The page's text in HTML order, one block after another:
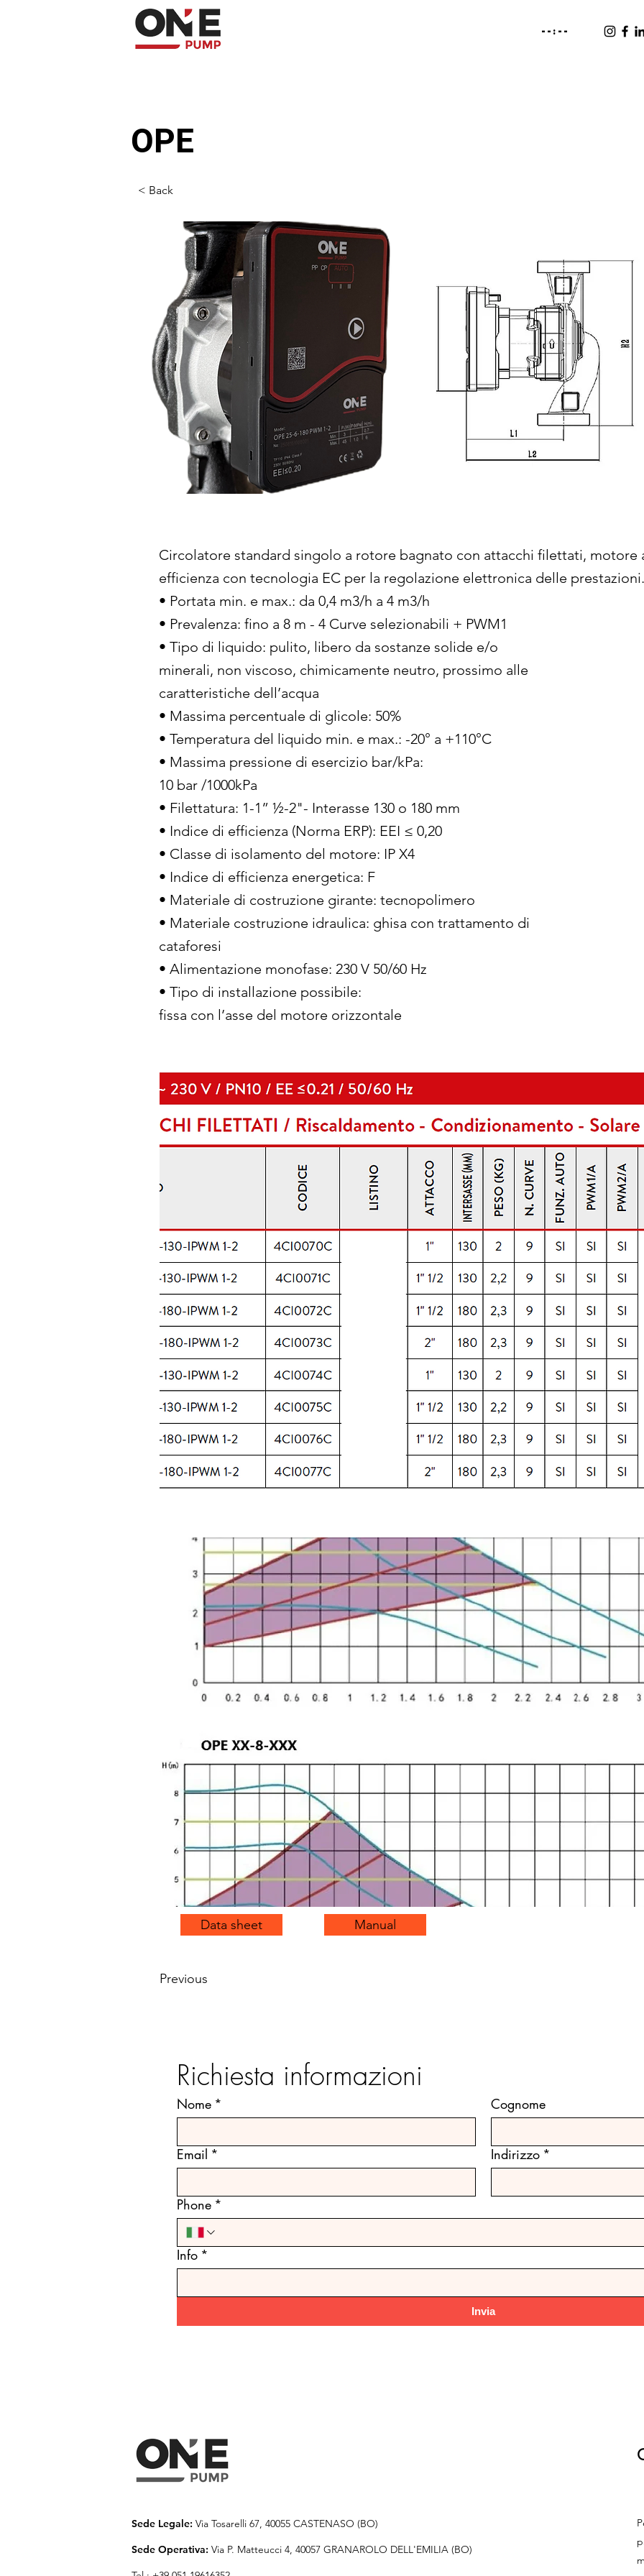
OPE
< Back
Circolatore standard singolo a rotore bagnato con attacchi filettati,
efficienza con tecnologia EC per la regolazione elettronica delle prestazioni.
• Portata min. e max.: da 0,4 m3/h a 4 m3/h
• Prevalenza: fino a 8 m - 4 Curve selezionabili + PWM1
• Tipo di liquido: pulito, libero da sostanze solide e/o
minerali, non viscoso, chimicamente neutro, prossimo alle
caratteristiche dell’acqua
• Massima percentuale di glicole: 50%
• Temperatura del liquido min. e max.: -20° a +110°C
• Massima pressione di esercizio bar/kPa:
10 bar /1000kPa
• Filettatura: 1-1” ½-2"- Interasse 130 o 180 mm
• Indice di efficienza (Norma ERP): EEI ≤ 0,20
• Classe di isolamento del motore: IP X4
• Indice di efficienza energetica: F
• Materiale di costruzione girante: tecnopolimero
• Materiale costruzione idraulica: ghisa con trattamento di
cataforesi
• Alimentazione monofase: 230 V 50/60 Hz
• Tipo di installazione possibile:
fissa con l’asse del motore orizzontale
Data sheet Manual
Previous
Richiesta informazioni
Nome * Cognome
Email * Indirizzo *
Phone *
Info *
Invia
Sede Legale: Via Tosarelli 67, 40055 CASTENASO (BO)
Sede Operativa: Via P. Matteucci 4, 40057 GRANAROLO DELL'EMILIA (BO)